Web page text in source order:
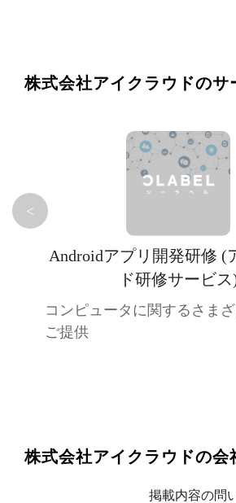
株式会社アイクラウドのサ
Androidアプリ開発研修 (
ド研修サービス
コンピュータに関するさま
ご提供
<
株式会社アイクラウドの会
掲載内容の問